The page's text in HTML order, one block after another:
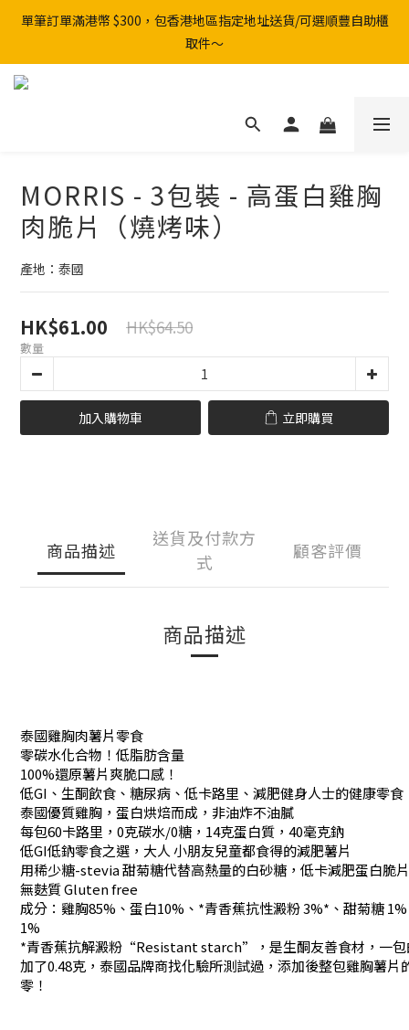
單筆訂單滿港幣 $300，包香港地區指定地址送貨/可選順豐自助櫃
取件～
MORRIS - 3包裝 - 高蛋白雞胸
肉脆片（燒烤味）
產地：泰國
HK$61.00 HK$64.50
數量
加入購物車 立即購買
商品描述
送貨及付款方
式
顧客評價
商品描述
泰國雞胸肉薯片零食
零碳水化合物！低脂肪含量
100%還原薯片爽脆口感！
低GI、生酮飲食、糖尿病、低卡路里、減肥健身人士的健康零食
泰國優質雞胸，蛋白烘焙而成，非油炸不油膩
每包60卡路里，0克碳水/0糖，14克蛋白質，40毫克鈉
低GI低鈉零食之選，大人 小朋友兒童都食得的減肥薯片
用稀少糖-stevia 甜菊糖代替高熱量的白砂糖，低卡減肥蛋白脆片
無麩質 Gluten free
成分：雞胸85%、蛋白10%、*青香蕉抗性澱粉 3%*、甜菊糖
1%
*青香蕉抗解澱粉“Resistant starch”，是生酮友善食材，一包
加了0.48克，泰國品牌商找化驗所測試過，添加後整包雞胸薯片
零！